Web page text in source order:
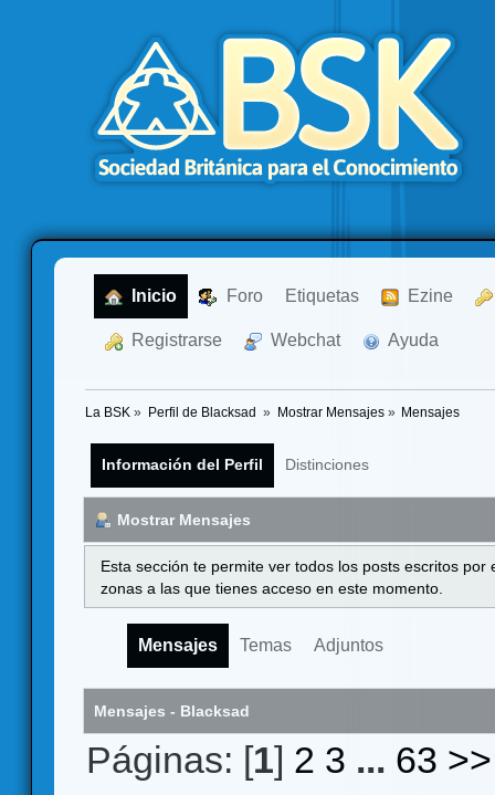
Inicio Foro Etiquetas Ezine
Registrarse Webchat Ayuda
La BSK » Perfil de Blacksad » Mostrar Mensajes» Mensajes
Información del Perfil Distinciones
Mostrar Mensajes
Esta sección te permite ver todos los posts escritos
zonas a las que tienes acceso en este momento.
Mensajes Temas Adjuntos
Mensajes - Blacksad
Páginas: [1] 2 3 ... 63 >>